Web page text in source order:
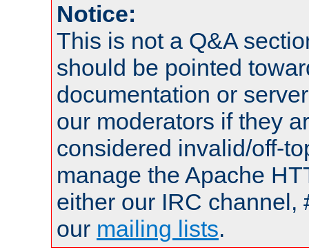
Notice:
This is not a Q&A
should be pointed
documentation or
our moderators if they
considered invalid/off-
manage the Apache
either our IRC channel,
our mailing lists.